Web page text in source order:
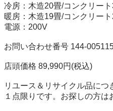
冷房：木造20畳/コンクリー
暖房：木造19畳/コンクリー
電源：200V
お問い合わせ番号 144-
店頭価格 89,990円(税込)
リユース＆リサイクル品につ
１点限りです。お探しの方は